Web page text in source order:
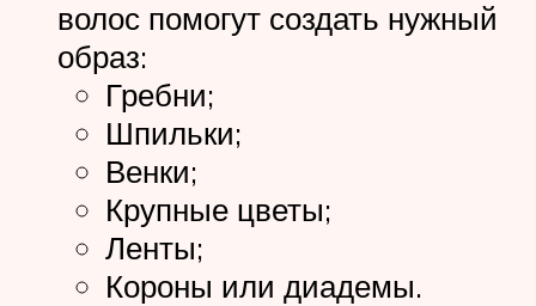
волос помогут создать нужный
образ:
Гребни;
Шпильки;
Венки;
Крупные цветы;
Ленты;
Короны или диадемы.